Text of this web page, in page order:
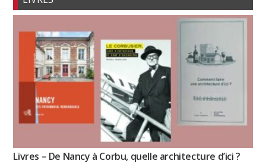
Livres – De Nancy à Corbu, quelle architecture d’ici ?